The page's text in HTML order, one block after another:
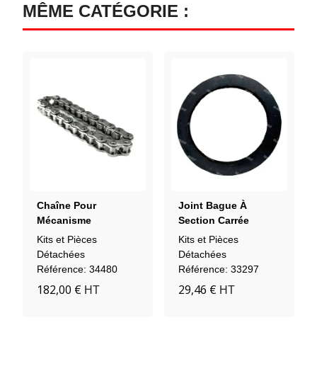
MÊME CATÉGORIE :
Chaîne Pour
Mécanisme
D'élévation
Kits et Pièces
Détachées
Référence: 34480
182,00 € HT
Joint Bague À
Section Carrée
715016 (2-29/32 X 2-
3/64)
Kits et Pièces
Détachées
Référence: 33297
29,46 € HT